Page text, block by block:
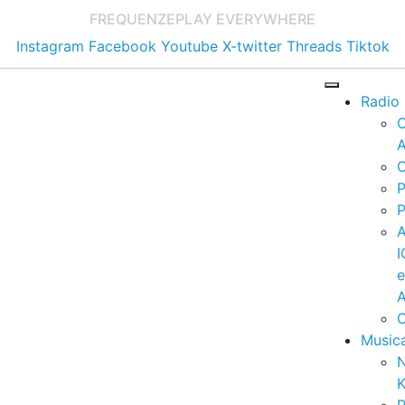
FREQUENZEPLAY EVERYWHERE
Instagram Facebook Youtube X-twitter Threads Tiktok
Radio
e